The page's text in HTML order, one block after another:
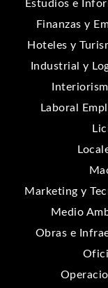
Estudios e
Finanzas y
Hoteles y
Industrial y
Laboral
Marketing y
Medio
Obras e